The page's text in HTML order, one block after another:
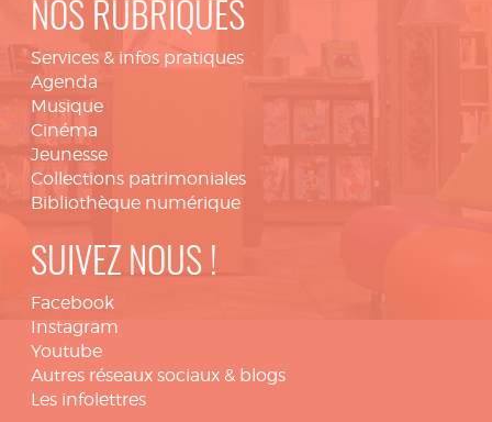
NOS RUBRIQUES
Services & infos pratiques
Agenda
Musique
Cinéma
Jeunesse
Collections patrimoniales
Bibliothèque numérique
SUIVEZ NOUS !
Facebook
Instagram
Youtube
Autres réseaux sociaux & blogs
Les infolettres